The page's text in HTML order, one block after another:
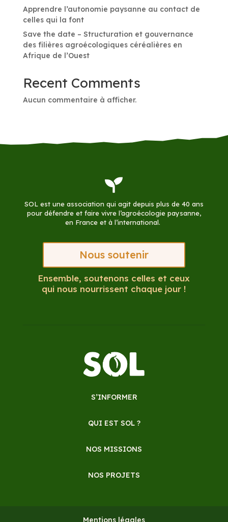
Apprendre l’autonomie paysanne au contact de
celles qui la font
Save the date – Structuration et gouvernance
des filières agroécologiques céréalières en
Afrique de l’Ouest
Recent Comments
Aucun commentaire à afficher.

SOL est une association qui agit depuis plus de 40 ans
pour défendre et faire vivre l’agroécologie paysanne,
en France et à l’international.
Nous soutenir
Ensemble, soutenons celles et ceux
qui nous nourrissent chaque jour !
S’INFORMER
QUI EST SOL ?
NOS MISSIONS
NOS PROJETS
Mentions légales